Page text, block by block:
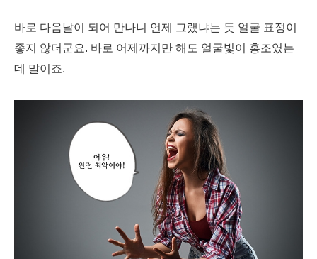
바로 다음날이 되어 만나니 언제 그랬냐는 듯 얼굴 표정이
좋지 않더군요. 바로 어제까지만 해도 얼굴빛이 홍조였는
데 말이죠.